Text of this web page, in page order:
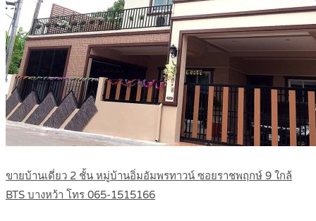
ขายบ้านเดี่ยว 2 ชั้น หมู่บ้านอิ่มอัมพรทาวน์ ซอยราชพฤกษ์ 9 ใกล้
BTS บางหว้า โทร 065-1515166